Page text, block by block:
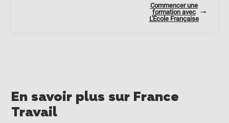
Commencer une
formation avec
L'École Française
En savoir plus sur France
Travail